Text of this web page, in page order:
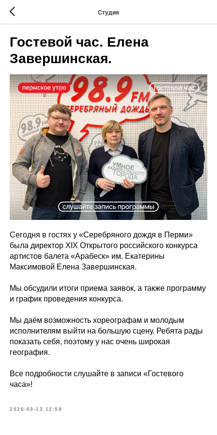
Студия
Гостевой час. Елена
Завершинская.
Сегодня в гостях у «Серебряного дождя в Перми»
была директор XIX Открытого российского конкурса
артистов балета «Арабеск» им. Екатерины
Максимовой Елена Завершинская.
Мы обсудили итоги приема заявок, а также программу
и график проведения конкурса.
Мы даём возможность хореографам и молодым
исполнителям выйти на большую сцену. Ребята рады
показать себя, поэтому у нас очень широкая
география.
Все подробности слушайте в записи «Гостевого
часа»!
2026-03-13 12:58